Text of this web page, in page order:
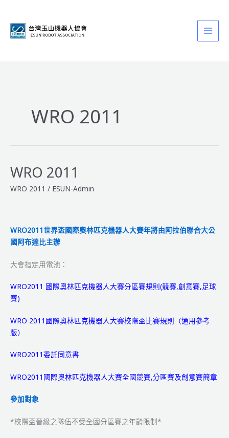
WRO 2011
WRO 2011
WRO 2011 / ESUN-Admin
WRO2011世界盃國際奧林匹克機器人大賽年將由阿拉伯聯合大公
國阿布達比主辦
大會指定用電池：
WRO2011 國際奧林匹克機器人大賽分區賽規則(競賽,創意賽,足球
賽)
WRO 2011國際奧林匹克機器人大賽校際盃比賽規則（通用參考
版）
WRO2011委託同意書
WRO2011國際奧林匹克機器人大賽全國競賽,分區賽及創意賽簡章
參加對象
*校際盃晉級之隊伍不受全國分區賽之年齡限制*